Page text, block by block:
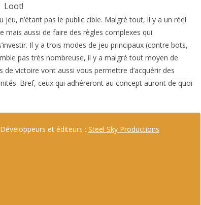
Loot!
jeu, n’étant pas le public cible. Malgré tout, il y a un réel
aussi de faire des règles complexes qui
Il y a trois modes de jeu principaux (contre bots,
pas très nombreuse, il y a malgré tout moyen de
victoire vont aussi vous permettre d’acquérir des
Bref, ceux qui adhéreront au concept auront de quoi
Développeurs et éditeurs : Steel Sky Productions